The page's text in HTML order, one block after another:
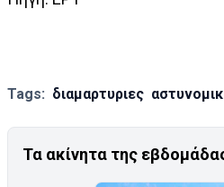
Tags: διαμαρτυριες
Τα ακίνητα της